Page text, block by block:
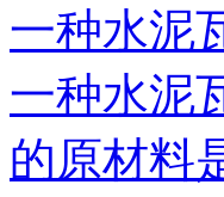
一种水泥
一种水泥
的原材料